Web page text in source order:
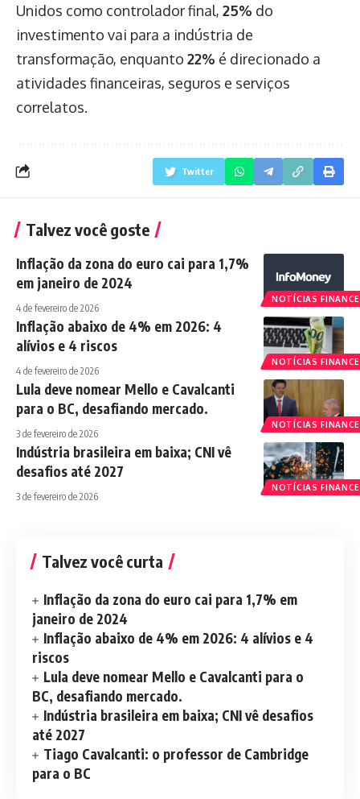
Unidos como controlador final, 25% do
investimento vai para a indústria de
transformação, enquanto 22% é direcionado a
atividades financeiras, seguros e serviços
correlatos.
Twitter
Talvez você goste
NOTÍCIAS
Inflação da zona do euro cai para 1,7%
em janeiro de 2024
4 de fevereiro de 2026
NOTÍCIAS
Inflação abaixo de 4% em 2026: 4
alívios e 4 riscos
4 de fevereiro de 2026
NOTÍCIAS
Lula deve nomear Mello e Cavalcanti
para o BC, desafiando mercado.
3 de fevereiro de 2026
NOTÍCIAS
Indústria brasileira em baixa; CNI vê
desafios até 2027
3 de fevereiro de 2026
Talvez você curta
Inflação da zona do euro cai para 1,7% em
janeiro de 2024
Inflação abaixo de 4% em 2026: 4 alívios e 4
riscos
Lula deve nomear Mello e Cavalcanti para o
BC, desafiando mercado.
Indústria brasileira em baixa; CNI vê desafios
até 2027
Tiago Cavalcanti: o professor de Cambridge
para o BC